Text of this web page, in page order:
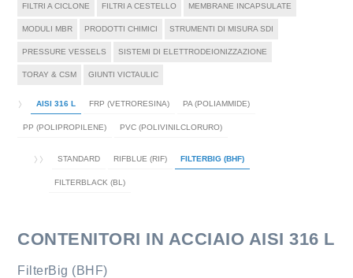
FILTRI A CICLONE FILTRI A CESTELLO MEMBRANE INCAPSULATE
MODULI MBR PRODOTTI CHIMICI STRUMENTI DI MISURA SDI
PRESSURE VESSELS SISTEMI DI ELETTRODEIONIZZAZIONE
TORAY & CSM GIUNTI VICTAULIC
AISI 316 L FRP (VETRORESINA) PA (POLIAMMIDE)
PP (POLIPROPILENE) PVC (POLIVINILCLORURO)
STANDARD RIFBLUE (RIF) FILTERBIG (BHF)
FILTERBLACK (BL)
CONTENITORI IN ACCIAIO AISI 316 L
FilterBig (BHF)